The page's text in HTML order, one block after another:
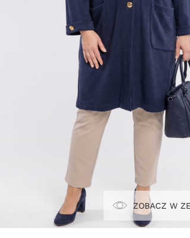
ZOBACZ W